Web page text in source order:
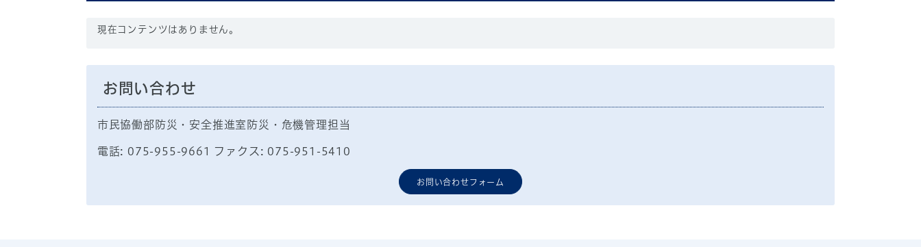
現在コンテンツはありません。
お問い合わせ
市民協働部防災・安全推進室防災・危機管理担当
電話: 075-955-9661 ファクス: 075-951-5410
お問い合わせフォーム